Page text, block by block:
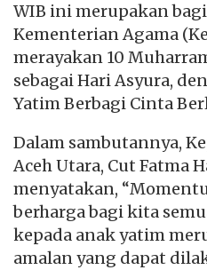
WIB ini merupakan
Kementerian Agama
merayakan 10
sebagai Hari Asyura,
Yatim Berbagi Cinta
Dalam sambutannya,
Aceh Utara, Cut Fatma
menyatakan,
berharga bagi kita
kepada anak yatim
amalan yang dapat